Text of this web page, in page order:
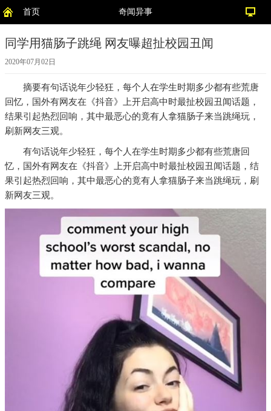
首页 奇闻异事
同学用猫肠子跳绳 网友曝超扯校园丑闻
2020年07月02日
摘要有句话说年少轻狂，每个人在学生时期多少都有些荒唐
回忆，国外有网友在《抖音》上开启高中时最扯校园丑闻话题，
结果引起热烈回响，其中最恶心的竟有人拿猫肠子来当跳绳玩，
刷新网友三观。
有句话说年少轻狂，每个人在学生时期多少都有些荒唐回
忆，国外有网友在《抖音》上开启高中时最扯校园丑闻话题，结
果引起热烈回响，其中最恶心的竟有人拿猫肠子来当跳绳玩，刷
新网友三观。